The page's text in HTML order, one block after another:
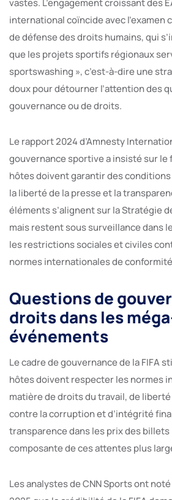
vastes. L’engagement croissant des
international coïncide avec l’examen
de défense des droits humains, qui
que les projets sportifs régionaux
sportswashing », c’est-à-dire une
doux pour détourner l’attention des
gouvernance ou de droits.
Le rapport 2024 d’Amnesty
gouvernance sportive a insisté sur le
hôtes doivent garantir des
la liberté de la presse et la
éléments s’alignent sur la Stratégie
mais restent sous surveillance dans
les restrictions sociales et civiles
normes internationales de
Questions de
droits dans les
événements
Le cadre de gouvernance de la FIFA
hôtes doivent respecter les normes
matière de droits du travail, de
contre la corruption et d’intégrité
transparence dans les prix des billets
composante de ces attentes plus
Les analystes de CNN Sports ont